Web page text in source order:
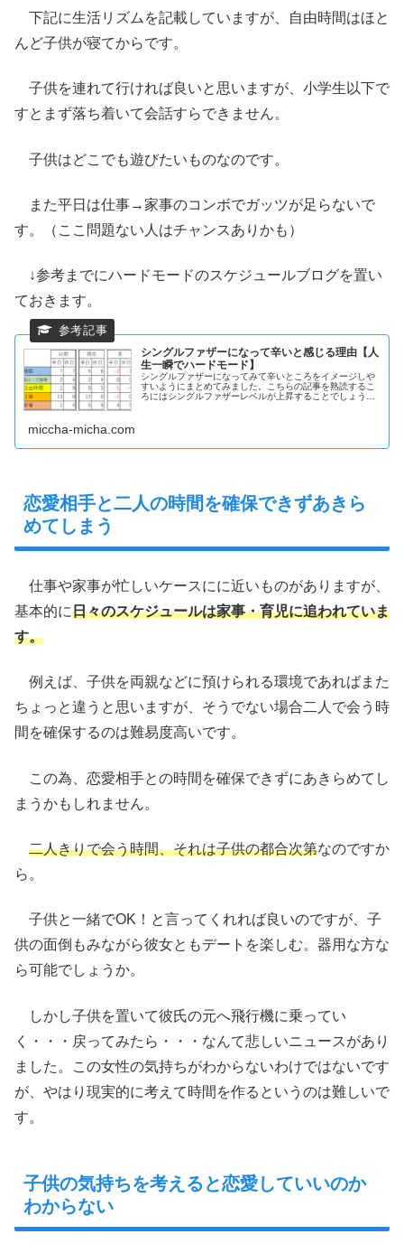
下記に生活リズムを記載していますが、自由時間はほと
んど子供が寝てからです。
子供を連れて行ければ良いと思いますが、小学生以下で
すとまず落ち着いて会話すらできません。
子供はどこでも遊びたいものなのです。
また平日は仕事→家事のコンボでガッツが足らないで
す。（ここ問題ない人はチャンスありかも）
↓参考までにハードモードのスケジュールブログを置い
ておきます。
シングルファザーになって辛いと感じる理由【人
生一瞬でハードモード】
シングルファザーになってみて辛いところをイメージしや
すいようにまとめてみました。こちらの記事を熟読するこ
ろにはシングルファザーレベルが上昇することでしょう。
miccha-micha.com
恋愛相手と二人の時間を確保できずあきら
めてしまう
仕事や家事が忙しいケースにに近いものがありますが、
基本的に日々のスケジュールは家事・育児に追われていま
す。
例えば、子供を両親などに預けられる環境であればまた
ちょっと違うと思いますが、そうでない場合二人で会う時
間を確保するのは難易度高いです。
この為、恋愛相手との時間を確保できずにあきらめてし
まうかもしれません。
二人きりで会う時間、それは子供の都合次第なのですか
ら。
子供と一緒でOK！と言ってくれれば良いのですが、子
供の面倒もみながら彼女ともデートを楽しむ。器用な方な
ら可能でしょうか。
しかし子供を置いて彼氏の元へ飛行機に乗ってい
く・・・戻ってみたら・・・なんて悲しいニュースがあり
ました。この女性の気持ちがわからないわけではないです
が、やはり現実的に考えて時間を作るというのは難しいで
す。
子供の気持ちを考えると恋愛していいのか
わからない